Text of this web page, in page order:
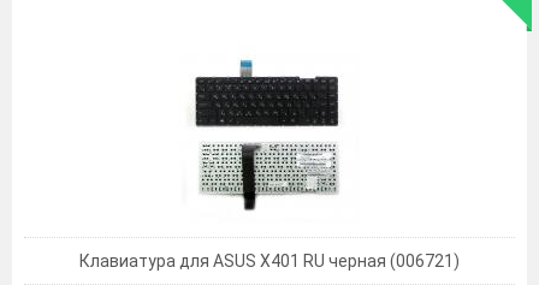
Клавиатура для ASUS X401 RU черная (006721)